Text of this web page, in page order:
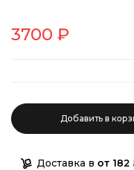
3700 ₽
Добавить в
Доставка в от 182